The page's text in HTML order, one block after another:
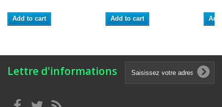
Add to cart Add to cart
Lettre d'informations